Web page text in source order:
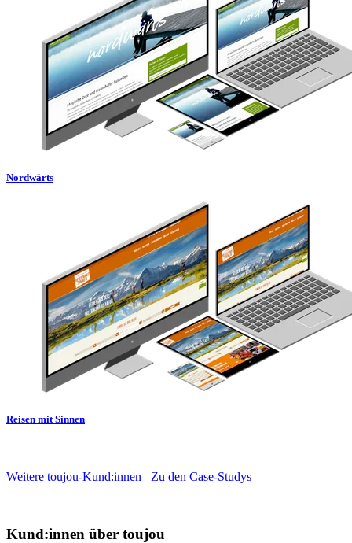
Nordwärts
Reisen mit Sinnen
Weitere toujou-Kund:innen Zu den Case-Studys
Kund:innen über toujou